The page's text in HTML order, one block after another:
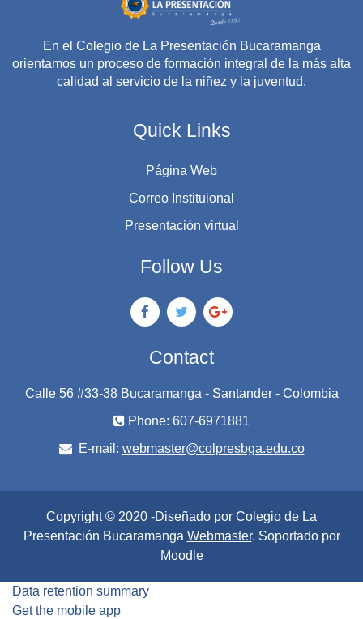
En el Colegio de La Presentación Bucaramanga
orientamos un proceso de formación integral de la más alta
calidad al servicio de la niñez y la juventud.
Quick Links
Página Web
Correo Instituional
Presentación virtual
Follow Us
Contact
Calle 56 #33-38 Bucaramanga - Santander - Colombia
Phone: 607-6971881
E-mail: webmaster@colpresbga.edu.co
Copyright © 2020 -Diseñado por Colegio de La
Presentación Bucaramanga Webmaster. Soportado por
Moodle
Data retention summary
Get the mobile app